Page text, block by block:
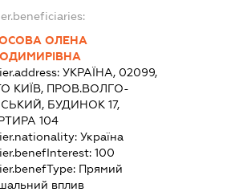
ОЛЕНА
УКРАЇНА, 02099,
КИЇВ, ПРОВ.ВОЛГО-
БУДИНОК 17,
104
Україна
100
Прямий
вплив